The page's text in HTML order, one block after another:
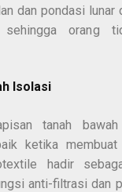
dan pondasi lunar
sehingga orang
Isolasi
tanah
ketika
hadir
anti-filtrasi dan